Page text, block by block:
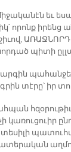
եւ
ո­րոնք
պի­տի
տէ­րը՝ իր
հզօ­րու­թիւն
կա­ռու­ցուիր